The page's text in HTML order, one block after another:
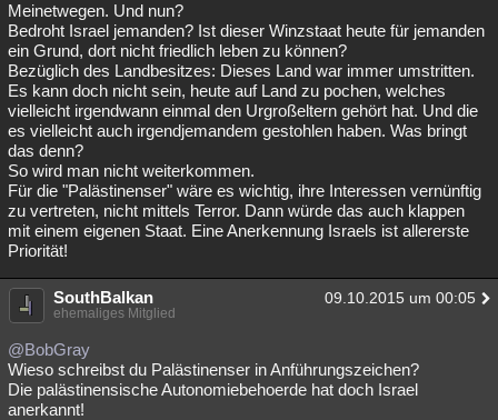
Musik Clash Verbesserungen Allmystery English
Übersichten
Besucht Teilgenommen Alle Neue Geschlossen
Lesenswert Schlüsselwörter
Meinetwegen. Und nun?
Bedroht Israel jemanden? Ist dieser Winzstaat heute für jemanden
ein Grund, dort nicht friedlich leben zu können?
Bezüglich des Landbesitzes: Dieses Land war immer umstritten.
Es kann doch nicht sein, heute auf Land zu pochen, welches
vielleicht irgendwann einmal den Urgroßeltern gehört hat. Und die
es vielleicht auch irgendjemandem gestohlen haben. Was bringt
das denn?
So wird man nicht weiterkommen.
Für die "Palästinenser" wäre es wichtig, ihre Interessen vernünftig
zu vertreten, nicht mittels Terror. Dann würde das auch klappen
mit einem eigenen Staat. Eine Anerkennung Israels ist allererste
Priorität!
SouthBalkan 09.10.2015 um 00:05
ehemaliges Mitglied
@BobGray
Wieso schreibst du Palästinenser in Anführungszeichen?
Die palästinensische Autonomiebehoerde hat doch Israel
anerkannt!